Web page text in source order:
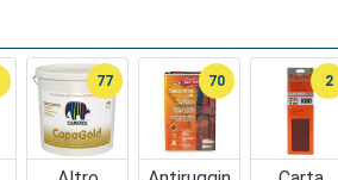
77 70 2